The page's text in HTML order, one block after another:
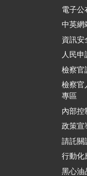
電子公
中英網
資訊安
人民
檢察官
檢察官
專區
內部控
政策宣
請託關
行動化
黑心油